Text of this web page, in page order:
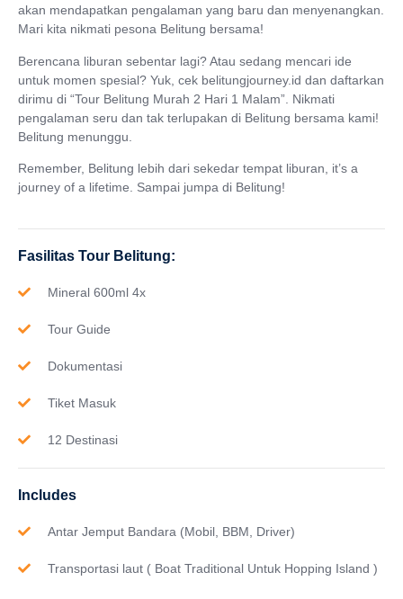
akan mendapatkan pengalaman yang baru dan menyenangkan.
Mari kita nikmati pesona Belitung bersama!
Berencana liburan sebentar lagi? Atau sedang mencari ide
untuk momen spesial? Yuk, cek belitungjourney.id dan daftarkan
dirimu di “Tour Belitung Murah 2 Hari 1 Malam”. Nikmati
pengalaman seru dan tak terlupakan di Belitung bersama kami!
Belitung menunggu.
Remember, Belitung lebih dari sekedar tempat liburan, it’s a
journey of a lifetime. Sampai jumpa di Belitung!
Fasilitas Tour Belitung:
Mineral 600ml 4x
Tour Guide
Dokumentasi
Tiket Masuk
12 Destinasi
Includes
Antar Jemput Bandara (Mobil, BBM, Driver)
Transportasi laut ( Boat Traditional Untuk Hopping Island )